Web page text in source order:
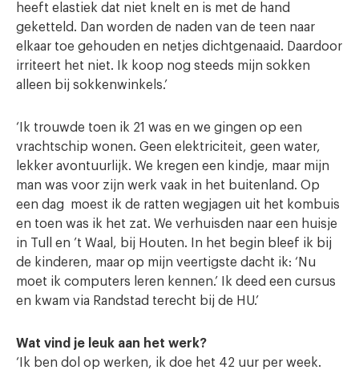
heeft elastiek dat niet knelt en is met de hand
geketteld. Dan worden de naden van de teen naar
elkaar toe gehouden en netjes dichtgenaaid. Daardoor
irriteert het niet. Ik koop nog steeds mijn sokken
alleen bij sokkenwinkels.’
‘Ik trouwde toen ik 21 was en we gingen op een
vrachtschip wonen. Geen elektriciteit, geen water,
lekker avontuurlijk. We kregen een kindje, maar mijn
man was voor zijn werk vaak in het buitenland. Op
een dag moest ik de ratten wegjagen uit het kombuis
en toen was ik het zat. We verhuisden naar een huisje
in Tull en ’t Waal, bij Houten. In het begin bleef ik bij
de kinderen, maar op mijn veertigste dacht ik: ‘Nu
moet ik computers leren kennen.’ Ik deed een cursus
en kwam via Randstad terecht bij de HU.’
Wat vind je leuk aan het werk?
‘Ik ben dol op werken, ik doe het 42 uur per week.